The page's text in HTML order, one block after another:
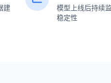
建
模型上线后持续
稳定性